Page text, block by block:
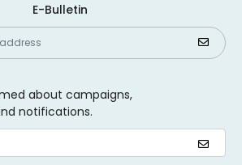
E-Bulletin
about campaigns,
notifications.